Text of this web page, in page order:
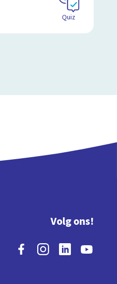
Quiz
Volg ons!